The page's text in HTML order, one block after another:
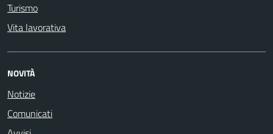
Turismo
Vita lavorativa
NOVITÀ
Notizie
Comunicati